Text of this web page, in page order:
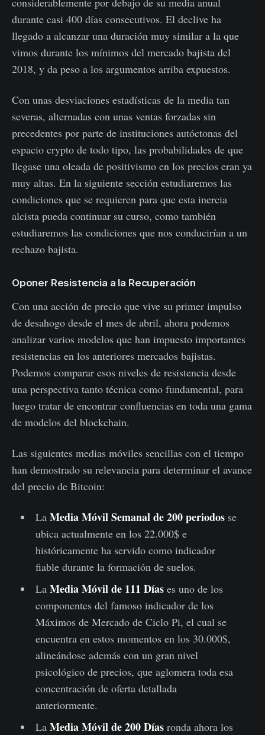
durante casi 400 días consecutivos. El declive ha
llegado a alcanzar una duración muy similar a la que
vimos durante los mínimos del mercado bajista del
2018, y da peso a los argumentos arriba expuestos.
Con unas desviaciones estadísticas de la media tan
severas, alternadas con unas ventas forzadas sin
precedentes por parte de instituciones autóctonas del
espacio crypto de todo tipo, las probabilidades de que
llegase una oleada de positivismo en los precios eran ya
muy altas. En la siguiente sección estudiaremos las
condiciones que se requieren para que esta inercia
alcista pueda continuar su curso, como también
estudiaremos las condiciones que nos conducirían a un
rechazo bajista.
Oponer Resistencia a la Recuperación
Con una acción de precio que vive su primer impulso
de desahogo desde el mes de abril, ahora podemos
analizar varios modelos que han impuesto importantes
resistencias en los anteriores mercados bajistas.
Podemos comparar esos niveles de resistencia desde
una perspectiva tanto técnica como fundamental, para
luego tratar de encontrar confluencias en toda una gama
de modelos del blockchain.
Las siguientes medias móviles sencillas con el tiempo
han demostrado su relevancia para determinar el avance
del precio de Bitcoin:
La Media Móvil Semanal de 200 periodosse
ubica actualmente en los 22.000$ e
históricamente ha servido como indicador
fiable durante la formación de suelos.
La Media Móvil de 111 Díases uno de los
componentes del famoso indicador de los
Máximos de Mercado de Ciclo Pi, el cual se
encuentra en estos momentos en los 30.000$,
alineándose además con un gran nivel
psicológico de precios, que aglomera toda esa
concentración de oferta detallada
anteriormente.
La Media Móvil de 200 Díasronda ahora los